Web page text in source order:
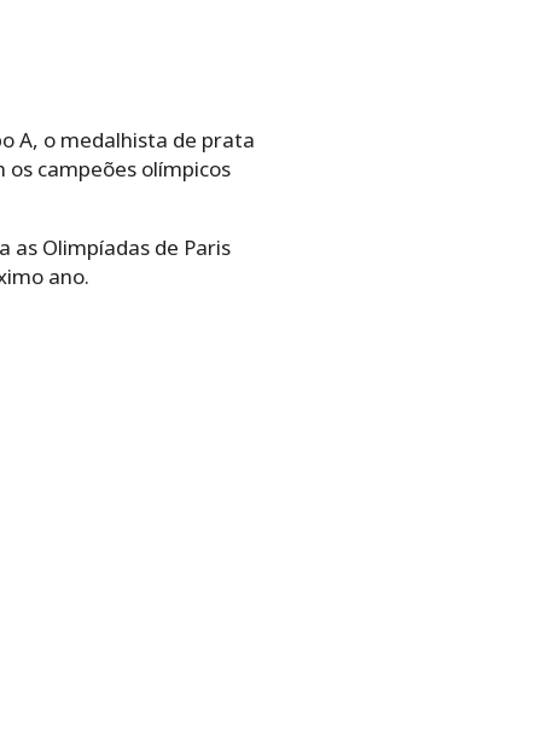
A, o medalhista de prata
os campeões olímpicos
as Olimpíadas de Paris
ano.